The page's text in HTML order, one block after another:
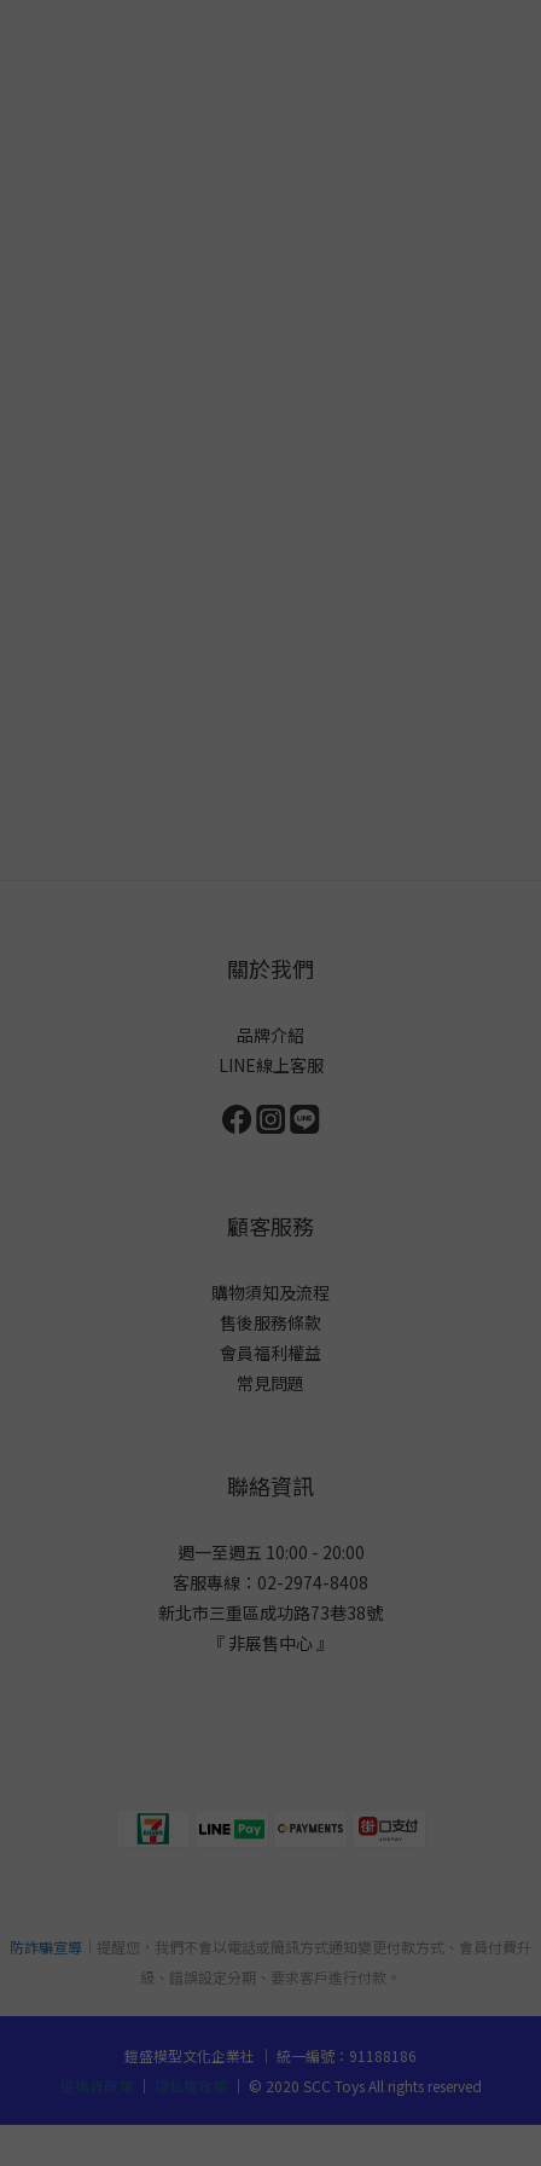
關於我們
品牌介紹
LINE線上客服
顧客服務
購物須知及流程
售後服務條款
會員福利權益
常見問題
聯絡資訊
週一至週五 10:00 - 20:00
客服專線：02-2974-8408
新北市三重區成功路73巷38號
『 非展售中心 』
防詐騙宣導 ｜提醒您，我們不會以電話或簡訊方式通知變更付款方式、會員付費升
級、錯誤設定分期、要求客戶進行付款。
鎧盛模型文化企業社 ｜ 統一編號：91188186
｜ ｜ © 2020 SCC Toys All rights reserved